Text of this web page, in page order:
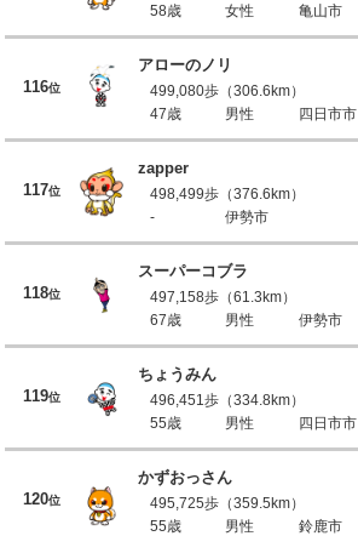
58歳
女性 亀山市
116位
アローのノリ
499,080歩（306.6km）
47歳
男性 四日市市
117位
zapper
498,499歩（376.6km）
-
伊勢市
118位
スーパーコブラ
497,158歩（61.3km）
67歳
男性 伊勢市
119位
ちょうみん
496,451歩（334.8km）
55歳
男性 四日市市
120位
かずおっさん
495,725歩（359.5km）
55歳
男性 鈴鹿市